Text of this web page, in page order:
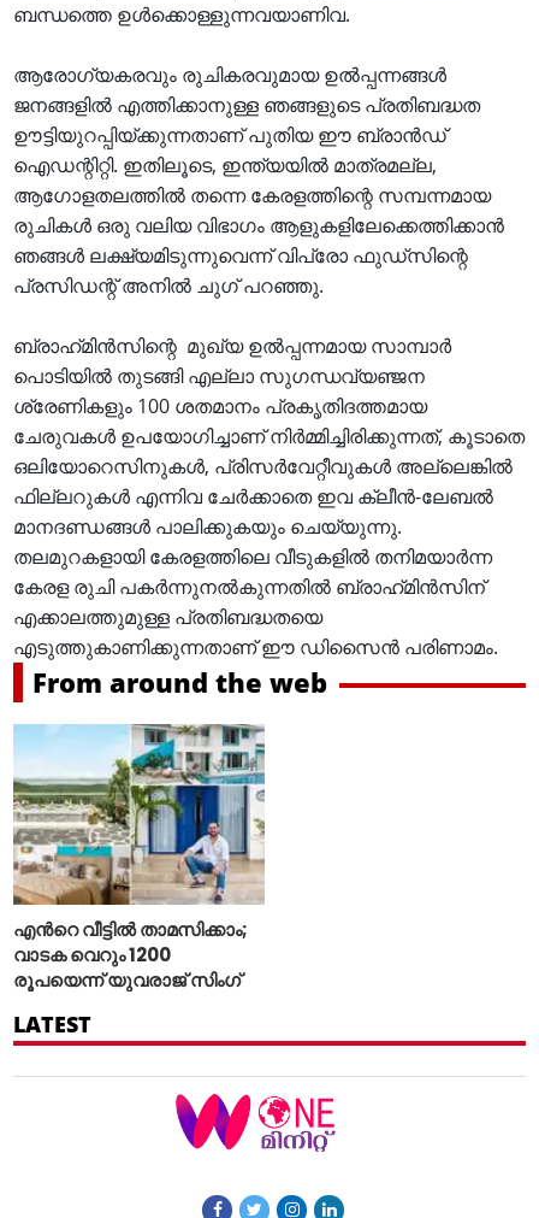
ബന്ധത്തെ ഉൾക്കൊള്ളുന്നവയാണിവ.
ആരോഗ്യകരവും രുചികരവുമായ ഉൽപ്പന്നങ്ങൾ
ജനങ്ങളിൽ എത്തിക്കാനുള്ള ഞങ്ങളുടെ പ്രതിബദ്ധത
ഊട്ടിയുറപ്പിയ്ക്കുന്നതാണ് പുതിയ ഈ ബ്രാൻഡ്
ഐഡന്റിറ്റി. ഇതിലൂടെ, ഇന്ത്യയിൽ മാത്രമല്ല,
ആഗോളതലത്തിൽ തന്നെ കേരളത്തിന്റെ സമ്പന്നമായ
രുചികൾ ഒരു വലിയ വിഭാഗം ആളുകളിലേക്കെത്തിക്കാൻ
ഞങ്ങൾ ലക്ഷ്യമിടുന്നുവെന്ന് വിപ്രോ ഫുഡ്സിന്റെ
പ്രസിഡന്റ് അനിൽ ചുഗ് പറഞ്ഞു.
ബ്രാഹ്‌മിന്‍സിന്റെ മുഖ്യ ഉൽപ്പന്നമായ സാമ്പാർ
പൊടിയിൽ തുടങ്ങി എല്ലാ സുഗന്ധവ്യഞ്ജന
ശ്രേണികളും 100 ശതമാനം പ്രകൃതിദത്തമായ
ചേരുവകൾ ഉപയോഗിച്ചാണ് നിർമ്മിച്ചിരിക്കുന്നത്, കൂടാതെ
ഒലിയോറെസിനുകൾ, പ്രിസർവേറ്റീവുകൾ അല്ലെങ്കിൽ
ഫില്ലറുകൾ എന്നിവ ചേർക്കാതെ ഇവ ക്ലീൻ-ലേബൽ
മാനദണ്ഡങ്ങൾ പാലിക്കുകയും ചെയ്യുന്നു.
തലമുറകളായി കേരളത്തിലെ വീടുകളിൽ തനിമയാർന്ന
കേരള രുചി പകർന്നുനൽകുന്നതിൽ ബ്രാഹ്‌മിന്‍സിന്‌
എക്കാലത്തുമുള്ള പ്രതിബദ്ധതയെ
എടുത്തുകാണിക്കുന്നതാണ് ഈ ഡിസൈൻ പരിണാമം.
From around the web
എന്‍റെ വീട്ടില്‍ താമസിക്കാം;
വാടക വെറും 1200
രൂപയെന്ന് യുവരാജ് സിംഗ്
LATEST